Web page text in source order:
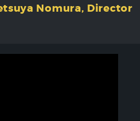
Nomura, Director